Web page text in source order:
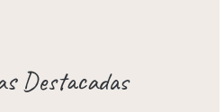
Destacadas